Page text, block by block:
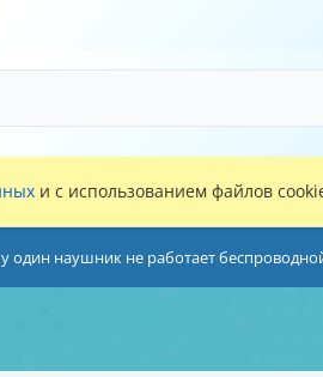
и с использованием файлов
один наушник не работает